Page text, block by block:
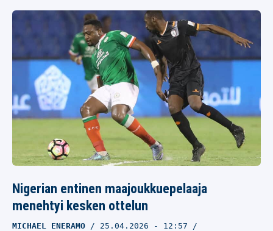
Nigerian entinen maajoukkuepelaaja
menehtyi kesken ottelun
MICHAEL ENERAMO 25.04.2026 - 12:57